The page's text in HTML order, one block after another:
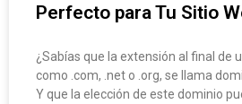
Perfecto para Tu Sitio
¿Sabías que la extensión al final de
como .com, .net o .org, se llama
Y que la elección de este dominio